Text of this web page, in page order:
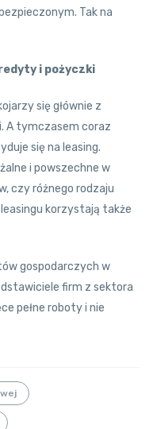
Tak na
i pożyczki
się głównie z
A tymczasem coraz
się na leasing.
i powszechne w
czy różnego rodzaju
korzystają także
gospodarczych w
firm z sektora
pełne roboty i nie